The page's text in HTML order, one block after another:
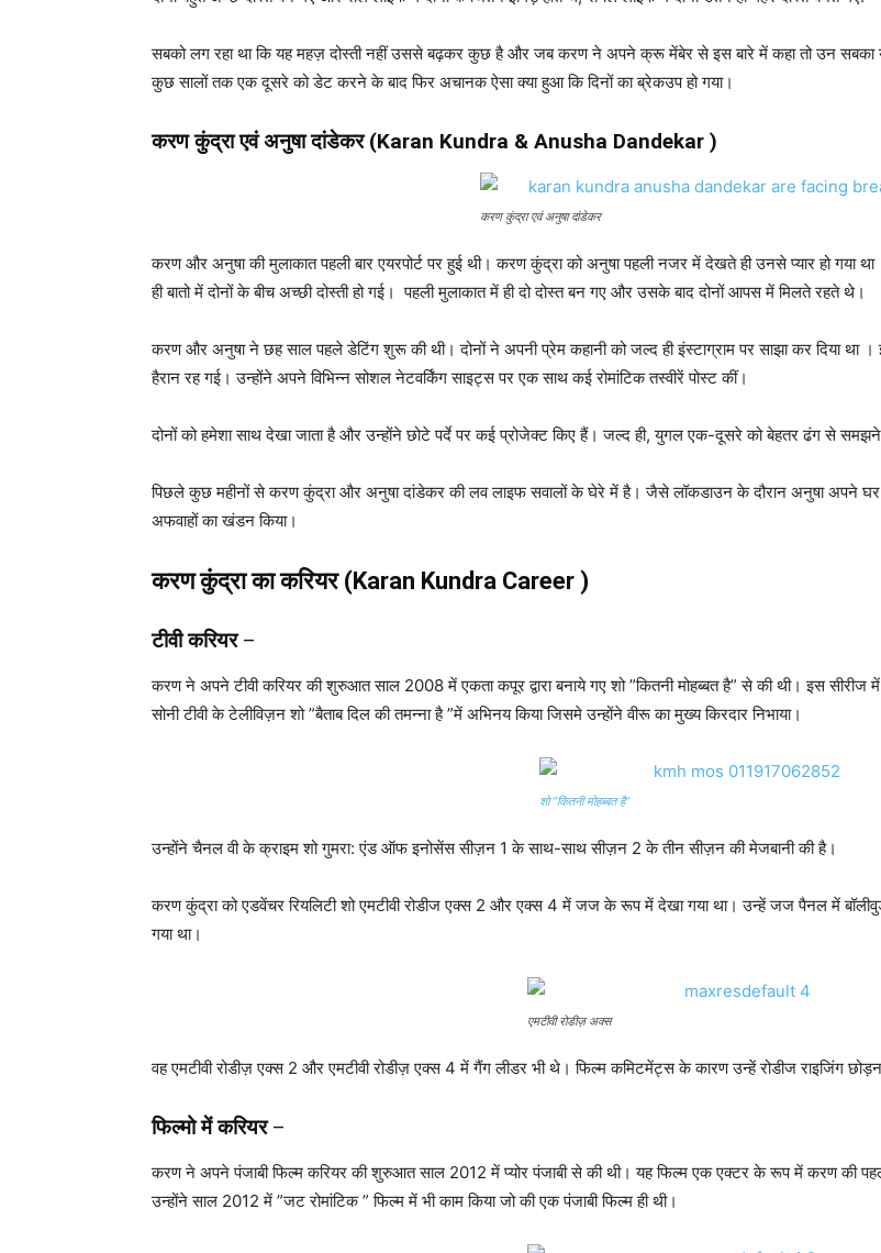
सबको लग रहा था कि यह महज़ दोस्ती नहीं उससे बढ़कर कुछ है और जब करण ने अपने क्रू मेंबेर से इस बारे में कहा तो उन सबका
कुछ सालों तक एक दूसरे को डेट करने के बाद फिर अचानक ऐसा क्या हुआ कि दिनों का ब्रेकउप हो गया।
करण कुंद्रा एवं अनुषा दांडेकर (Karan Kundra & Anusha Dandekar )
करण कुंद्रा एवं अनुषा दांडेकर
करण और अनुषा की मुलाकात पहली बार एयरपोर्ट पर हुई थी। करण कुंद्रा को अनुषा पहली नजर में देखते ही उनसे प्यार हो
ही बातो में दोनों के बीच अच्छी दोस्ती हो गई। पहली मुलाकात में ही दो दोस्त बन गए और उसके बाद दोनों आपस में मिलते रहते थे।
करण और अनुषा ने छह साल पहले डेटिंग शुरू की थी। दोनों ने अपनी प्रेम कहानी को जल्द ही इंस्टाग्राम पर साझा कर दिया
हैरान रह गई। उन्होंने अपने विभिन्न सोशल नेटवर्किंग साइट्स पर एक साथ कई रोमांटिक तस्वीरें पोस्ट कीं।
दोनों को हमेशा साथ देखा जाता है और उन्होंने छोटे पर्दे पर कई प्रोजेक्ट किए हैं। जल्द ही, युगल एक-दूसरे को बेहतर ढंग से
पिछले कुछ महीनों से करण कुंद्रा और अनुषा दांडेकर की लव लाइफ सवालों के घेरे में है। जैसे लॉकडाउन के दौरान अनुषा अपने
अफवाहों का खंडन किया।
करण कुंद्रा का करियर (Karan Kundra Career )
टीवी करियर–
करण ने अपने टीवी करियर की शुरुआत साल 2008 में एकता कपूर द्वारा बनाये गए शो ”कितनी मोहब्बत है” से की थी। इस सीरीज
सोनी टीवी के टेलीविज़न शो ”बैताब दिल की तमन्ना है ”में अभिनय किया जिसमे उन्होंने वीरू का मुख्य किरदार निभाया।
शो ”कितनी मोहब्बत है”
उन्होंने चैनल वी के क्राइम शो गुमरा: एंड ऑफ इनोसेंस सीज़न 1 के साथ-साथ सीज़न 2 के तीन सीज़न की मेजबानी की है।
करण कुंद्रा को एडवेंचर रियलिटी शो एमटीवी रोडीज एक्स 2 और एक्स 4 में जज के रूप में देखा गया था। उन्हें जज पैनल में
गया था।
एमटीवी रोडीज़ अक्स
वह एमटीवी रोडीज़ एक्स 2 और एमटीवी रोडीज़ एक्स 4 में गैंग लीडर भी थे। फिल्म कमिटमेंट्स के कारण उन्हें रोडीज राइजिंग
फिल्मो में करियर–
करण ने अपने पंजाबी फिल्म करियर की शुरुआत साल 2012 में प्योर पंजाबी से की थी। यह फिल्म एक एक्टर के रूप में करण की
उन्होंने साल 2012 में ”जट रोमांटिक ” फिल्म में भी काम किया जो की एक पंजाबी फिल्म ही थी।